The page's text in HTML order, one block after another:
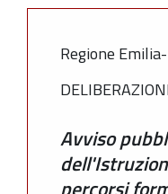
Regione
Avviso